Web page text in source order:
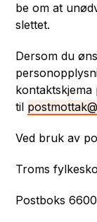
be om at
slettet.
Dersom du
til
Ved bruk av
Troms
Postboks 6600